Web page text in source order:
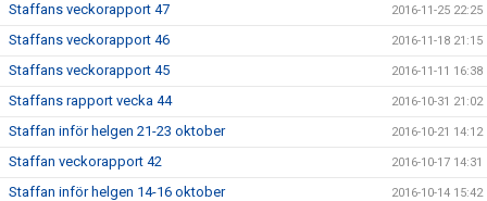
Staffans veckorapport 47 2016-11-25 22:25
Staffans veckorapport 46 2016-11-18 21:15
Staffans veckorapport 45 2016-11-11 16:38
Staffans rapport vecka 44 2016-10-31 21:02
Staffan inför helgen 21-23 oktober 2016-10-21 14:12
Staffan veckorapport 42 2016-10-17 14:31
Staffan inför helgen 14-16 oktober 2016-10-14 15:42